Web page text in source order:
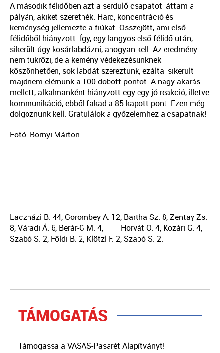
A második félidőben azt a serdülő csapatot láttam a
pályán, akiket szeretnék. Harc, koncentráció és
keménység jellemezte a fiúkat. Összejött, ami első
félidőből hiányzott. Így, egy langyos első félidő után,
sikerült úgy kosárlabdázni, ahogyan kell. Az eredmény
nem tükrözi, de a kemény védekezésünknek
köszönhetően, sok labdát szereztünk, ezáltal sikerült
majdnem elérnünk a 100 dobott pontot. A nagy akarás
mellett, alkalmanként hiányzott egy-egy jó reakció, illetve
kommunikáció, ebből fakad a 85 kapott pont. Ezen még
dolgoznunk kell. Gratulálok a győzelemhez a csapatnak!
Fotó: Bornyi Márton
Laczházi B. 44, Görömbey A. 12, Bartha Sz. 8, Zentay Zs.
8, Váradi Á. 6, Berár-G M. 4, Horvát O. 4, Kozári G. 4,
Szabó S. 2, Földi B. 2, Klötzl F. 2, Szabó S. 2.
TÁMOGATÁS
Támogassa a VASAS-Pasarét Alapítványt!